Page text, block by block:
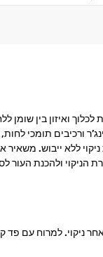
ואיזון בין שומן
ורכיבים תומכי
ללא ייבוש. משאיר
ולהכנת העור
ניקוי. למרוח עם פד